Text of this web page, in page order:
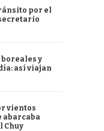
por el
y
así viajan
vientos
abarcaba
Chuy